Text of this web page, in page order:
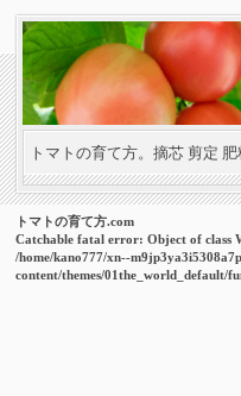
トマトの育て方。摘芯 剪定
トマトの育て方.com
Catchable fatal error: Object of class
/home/kano777/xn--
content/themes/01the_world_default/